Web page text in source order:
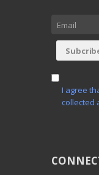
I agree
collected